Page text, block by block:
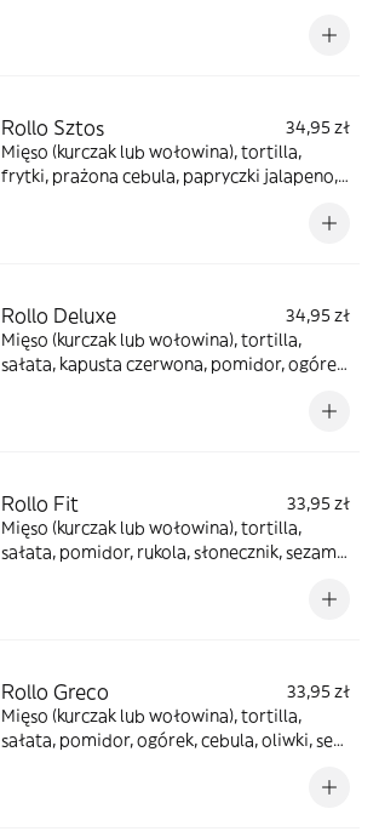
Rollo Sztos
34,95 zł
Mięso (kurczak lub wołowina), tortilla,
frytki, prażona cebula, papryczki jalapeno,
Rollo Deluxe
34,95 zł
Mięso (kurczak lub wołowina), tortilla,
sałata, kapusta czerwona, pomidor, ogórek,
Rollo Fit
33,95 zł
Mięso (kurczak lub wołowina), tortilla,
sałata, pomidor, rukola, słonecznik, sezam,
Rollo Greco
33,95 zł
Mięso (kurczak lub wołowina), tortilla,
sałata, pomidor, ogórek, cebula, oliwki, ser